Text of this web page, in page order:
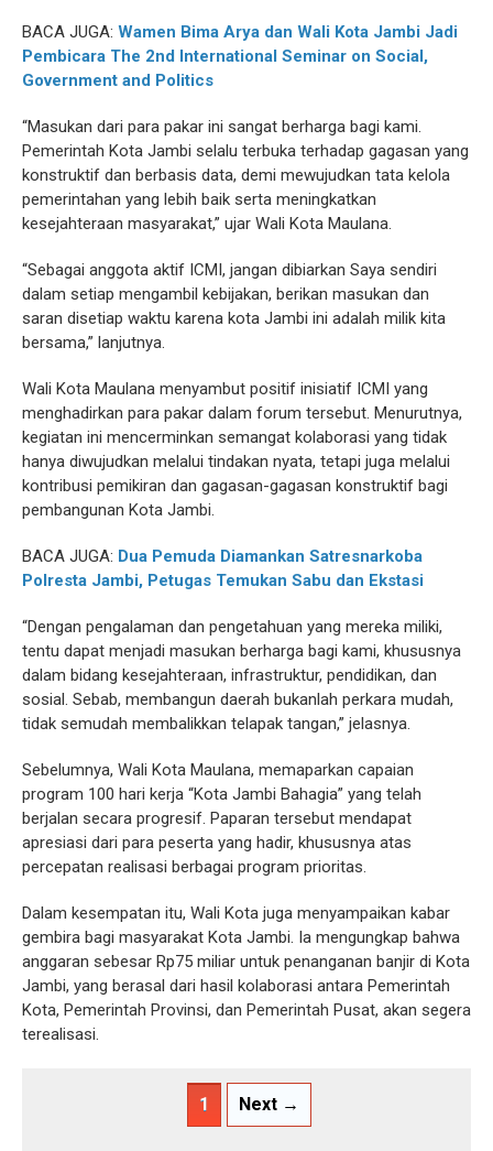
BACA JUGA: Wamen Bima Arya dan Wali Kota Jambi Jadi
Pembicara The 2nd International Seminar on Social,
Government and Politics
“Masukan dari para pakar ini sangat berharga bagi kami.
Pemerintah Kota Jambi selalu terbuka terhadap gagasan yang
konstruktif dan berbasis data, demi mewujudkan tata kelola
pemerintahan yang lebih baik serta meningkatkan
kesejahteraan masyarakat,” ujar Wali Kota Maulana.
“Sebagai anggota aktif ICMI, jangan dibiarkan Saya sendiri
dalam setiap mengambil kebijakan, berikan masukan dan
saran disetiap waktu karena kota Jambi ini adalah milik kita
bersama,” lanjutnya.
Wali Kota Maulana menyambut positif inisiatif ICMI yang
menghadirkan para pakar dalam forum tersebut. Menurutnya,
kegiatan ini mencerminkan semangat kolaborasi yang tidak
hanya diwujudkan melalui tindakan nyata, tetapi juga melalui
kontribusi pemikiran dan gagasan-gagasan konstruktif bagi
pembangunan Kota Jambi.
BACA JUGA: Dua Pemuda Diamankan Satresnarkoba
Polresta Jambi, Petugas Temukan Sabu dan Ekstasi
“Dengan pengalaman dan pengetahuan yang mereka miliki,
tentu dapat menjadi masukan berharga bagi kami, khususnya
dalam bidang kesejahteraan, infrastruktur, pendidikan, dan
sosial. Sebab, membangun daerah bukanlah perkara mudah,
tidak semudah membalikkan telapak tangan,” jelasnya.
Sebelumnya, Wali Kota Maulana, memaparkan capaian
program 100 hari kerja “Kota Jambi Bahagia” yang telah
berjalan secara progresif. Paparan tersebut mendapat
apresiasi dari para peserta yang hadir, khususnya atas
percepatan realisasi berbagai program prioritas.
Dalam kesempatan itu, Wali Kota juga menyampaikan kabar
gembira bagi masyarakat Kota Jambi. Ia mengungkap bahwa
anggaran sebesar Rp75 miliar untuk penanganan banjir di Kota
Jambi, yang berasal dari hasil kolaborasi antara Pemerintah
Kota, Pemerintah Provinsi, dan Pemerintah Pusat, akan segera
terealisasi.
1 Next →